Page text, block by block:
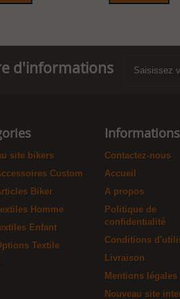
d'informations
site bikers
Custom
Biker
Homme
Enfant
Textile
Informations
Contactez-nous
Accueil
A propos
Politique de
confidentialité
Conditions
Livraison
Mentions légales
Nouveau site